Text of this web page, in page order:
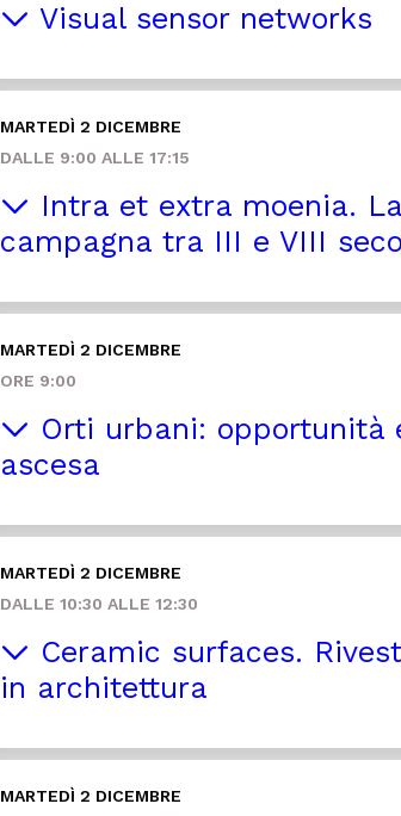
Visual sensor networks
MARTEDÌ 2 DICEMBRE
DALLE 9:00 ALLE 17:15
Intra et extra moenia.
campagna tra III e VIII
MARTEDÌ 2 DICEMBRE
ORE 9:00
Orti urbani: opportunità
ascesa
MARTEDÌ 2 DICEMBRE
DALLE 10:30 ALLE 12:30
Ceramic surfaces.
in architettura
MARTEDÌ 2 DICEMBRE